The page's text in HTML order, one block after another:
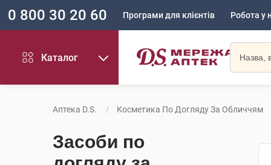
0 800 30 20 60 Програми для клієнтів Робота у
Каталог
Аптека D.S. Косметика По Догляду За Обличчям
Засоби по